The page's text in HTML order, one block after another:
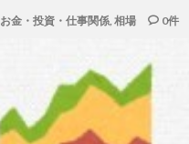
お金・投資・仕事関係, 相場 0件